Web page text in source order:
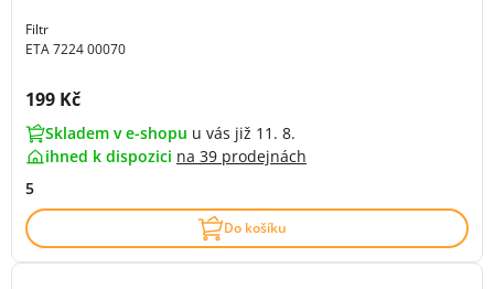
Filtr
ETA 7224 00070
Cena s DPH:
199 Kč
Skladem v e-shopu u vás již 11. 8.
ihned k dispozici na 39 prodejnách
5
Do košíku